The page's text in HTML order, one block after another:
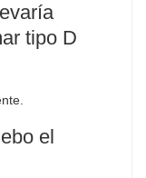
tipo D
el